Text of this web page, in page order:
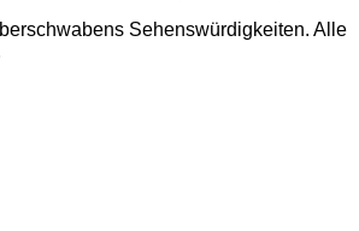
Sehenswürdigkeiten. Alle